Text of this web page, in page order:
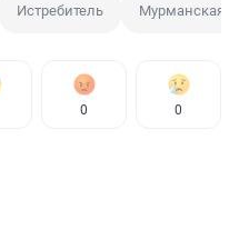
Истребитель Мурманская
0 0